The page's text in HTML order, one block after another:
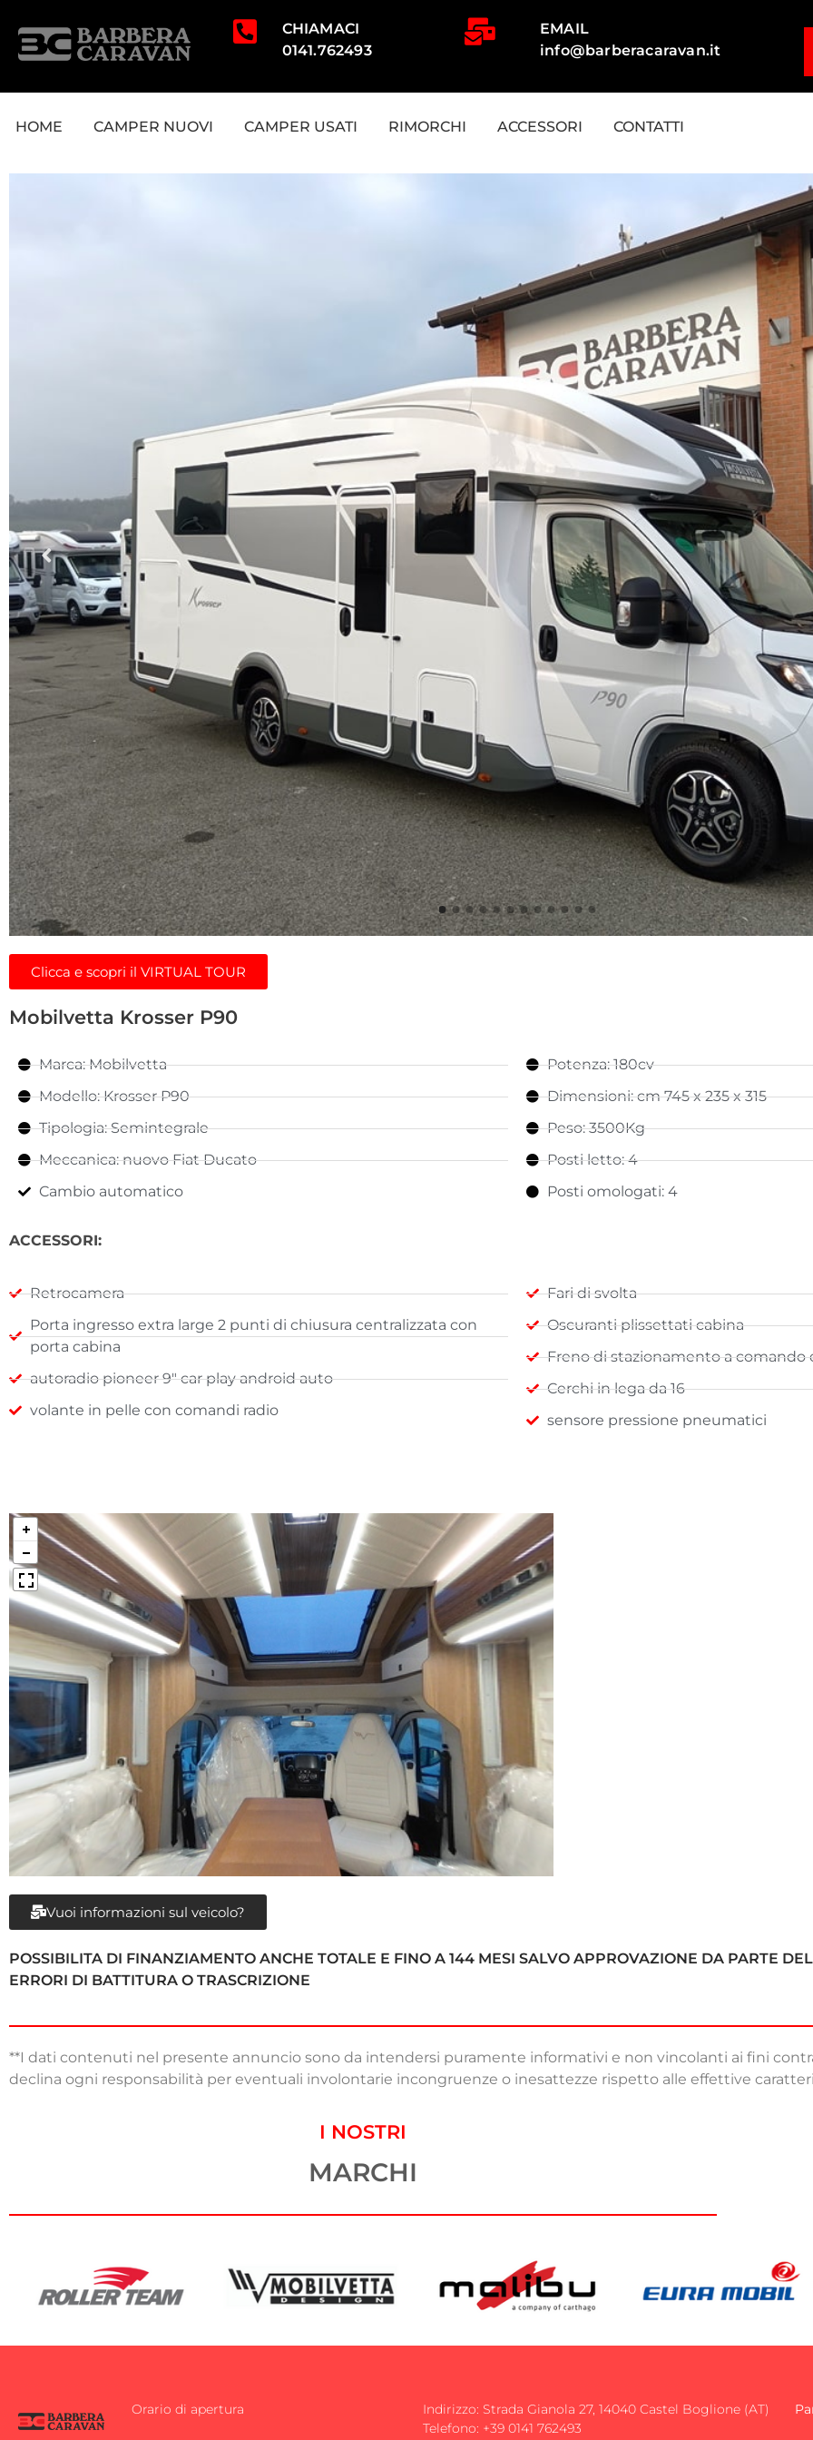
CHIAMACI
0141.762493
EMAIL
info@barberacaravan.it
HOME CAMPER NUOVI CAMPER USATI RIMORCHI ACCESSORI CONTATTI
Clicca e scopri il VIRTUAL TOUR
Mobilvetta Krosser P90
Marca: Mobilvetta
Modello: Krosser P90
Tipologia: Semintegrale
Meccanica: nuovo Fiat Ducato
Cambio automatico
Potenza: 180cv
Dimensioni: cm 745 x 235 x 315
Peso: 3500Kg
Posti letto: 4
Posti omologati: 4
ACCESSORI:
Retrocamera
Porta ingresso extra large 2 punti di chiusura centralizzata con
porta cabina
autoradio pioneer 9" car play android auto
volante in pelle con comandi radio
Fari di svolta
Oscuranti plissettati cabina
Freno di stazionamento a comando
Cerchi in lega da 16
sensore pressione pneumatici
Vuoi informazioni sul veicolo?
POSSIBILITA DI FINANZIAMENTO ANCHE TOTALE E FINO A 144 MESI SALVO APPROVAZIONE DA PARTE
ERRORI DI BATTITURA O TRASCRIZIONE
**I dati contenuti nel presente annuncio sono da intendersi puramente informativi e non vincolanti ai fini
declina ogni responsabilità per eventuali involontarie incongruenze o inesattezze rispetto alle effettive
I NOSTRI
MARCHI
Orario di apertura
Indirizzo: Strada Gianola 27, 14040 Castel Boglione (AT)
Telefono: +39 0141 762493